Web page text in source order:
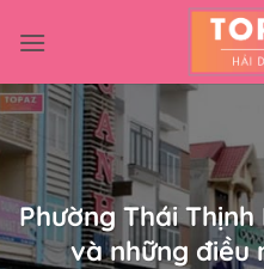
qua
dung
Phường Thái
và những điều